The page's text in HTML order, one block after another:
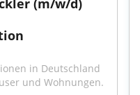
(m/w/d)
in Deutschland
und Wohnungen.